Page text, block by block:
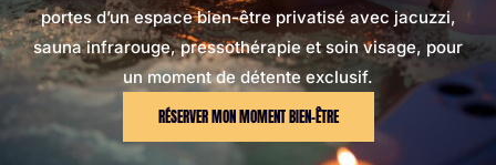
portes d’un espace bien-être privatisé avec jacuzzi,
sauna infrarouge, pressothérapie et soin visage, pour
un moment de détente exclusif.
RÉSERVER MON MOMENT BIEN-ÊTRE